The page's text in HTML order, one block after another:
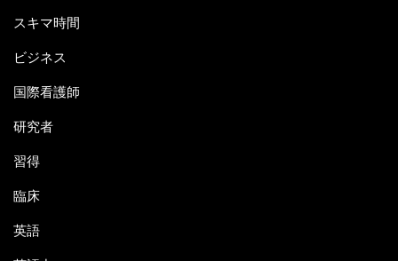
スキマ時間
ビジネス
国際看護師
研究者
習得
臨床
英語